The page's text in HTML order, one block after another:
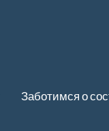
Заботимся о